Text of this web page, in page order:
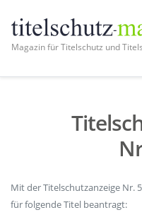
Magazin für Titelschutz und
Mit der Titelschutzanzeige Nr.
für folgende Titel beantragt: